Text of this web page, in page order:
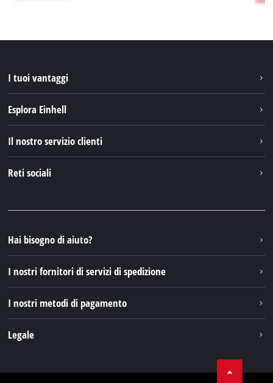
I tuoi vantaggi
Esplora Einhell
Einhell Germany AG
Il nostro servizio clienti
Reti sociali
Instagram
TikTok
Pinterest
Hai bisogno di aiuto?
I nostri fornitori di servizi di spedizione
I nostri metodi di pagamento
Legale